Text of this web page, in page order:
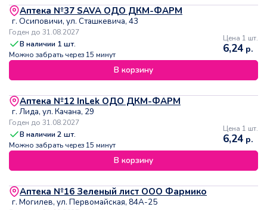
Аптека №37 SAVA ОДО ДКМ-ФАРМ
г. Осиповичи, ул. Сташкевича, 43
Годен до 31.08.2027
В наличии 1 шт.
Можно забрать через 15 минут
Цена 1 шт.
6,24 р.
В корзину
Аптека №12 InLek ОДО ДКМ-ФАРМ
г. Лида, ул. Качана, 29
Годен до 31.08.2027
В наличии2 шт.
Можно забрать через 15 минут
Цена 1 шт.
6,24 р.
В корзину
Аптека №16 Зеленый лист ООО Фармико
г. Могилев, ул. Первомайская, 84А-25